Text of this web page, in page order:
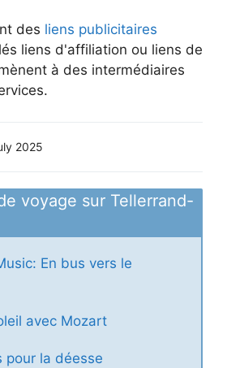
des liens publicitaires
liens d'affiliation ou liens de
à des intermédiaires
2025
voyage sur Tellerrand-
En bus vers le
avec Mozart
pour la déesse